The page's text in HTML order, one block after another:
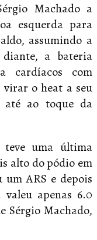
Machado a
esquerda para
assumindo a
a bateria
cardíacos com
virar o heat a seu
até ao toque da
teve uma última
alto do pódio em
ARS e depois
apenas 6.0
Sérgio Machado,